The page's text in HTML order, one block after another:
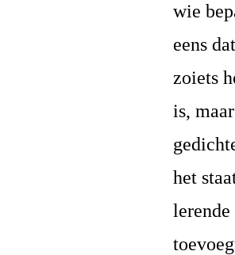
wie
eens
zoiets
is,
het
lerende